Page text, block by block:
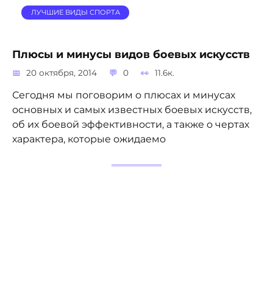
ЛУЧШИЕ ВИДЫ СПОРТА
Плюсы и минусы видов боевых искусств
20 октября, 2014 0 11.6к.
Сегодня мы поговорим о плюсах и минусах
основных и самых известных боевых искусств,
об их боевой эффективности, а также о чертах
характера, которые ожидаемо